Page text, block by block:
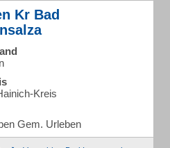
Kr Bad
Kreis
Gem. Urleben